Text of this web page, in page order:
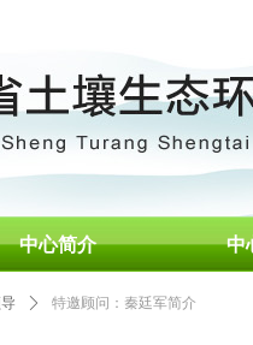
中心简介 中
ꄲ 特邀顾问：秦廷军简介